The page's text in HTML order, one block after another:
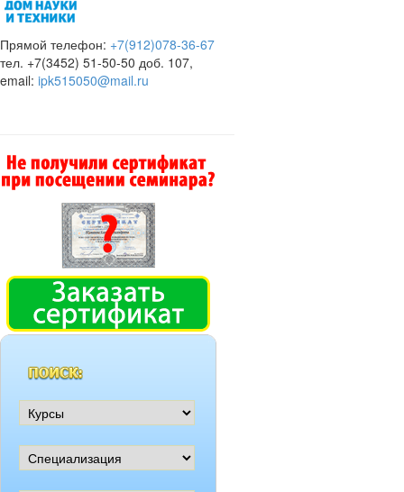
Прямой телефон: +7(912)078-36-67
тел. +7(3452) 51-50-50 доб. 107,
email: ipk515050@mail.ru